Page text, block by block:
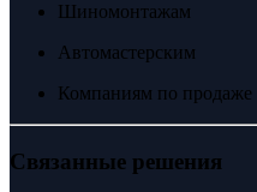
Шиномонтажам
Автомастерским
Компаниям по продаже
Связанные решения